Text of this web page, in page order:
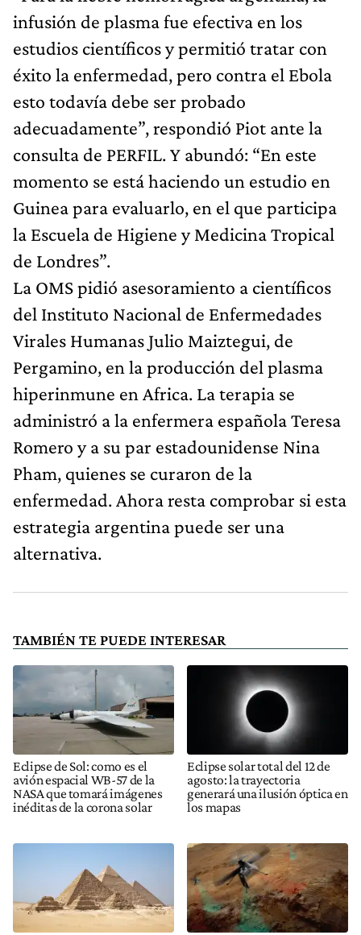
infusión de plasma fue efectiva en los
estudios científicos y permitió tratar con
éxito la enfermedad, pero contra el Ebola
esto todavía debe ser probado
adecuadamente”, respondió Piot ante la
consulta de PERFIL. Y abundó: “En este
momento se está haciendo un estudio en
Guinea para evaluarlo, en el que participa
la Escuela de Higiene y Medicina Tropical
de Londres”.
La OMS pidió asesoramiento a científicos
del Instituto Nacional de Enfermedades
Virales Humanas Julio Maiztegui, de
Pergamino, en la producción del plasma
hiperinmune en Africa. La terapia se
administró a la enfermera española Teresa
Romero y a su par estadounidense Nina
Pham, quienes se curaron de la
enfermedad. Ahora resta comprobar si esta
estrategia argentina puede ser una
alternativa.
TAMBIÉN TE PUEDE INTERESAR
Eclipse de Sol: como es el
avión espacial WB-57 de la
NASA que tomará imágenes
inéditas de la corona solar
Eclipse solar total del 12 de
agosto: la trayectoria
generará una ilusión óptica en
los mapas